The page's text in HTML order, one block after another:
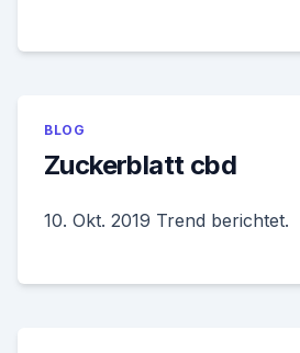
BLOG
Zuckerblatt cbd
10. Okt. 2019 Trend berichtet.